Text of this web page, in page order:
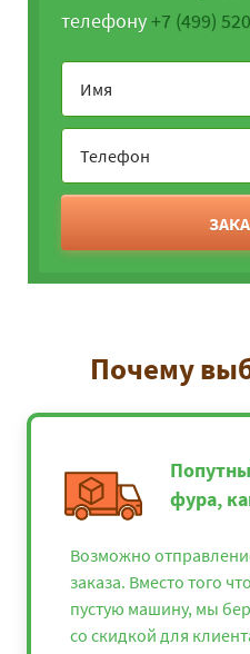
телефону+7 (499)
Почему
фура,
Возможно
заказа. Вместо того
пустую машину, мы
со скидкой для